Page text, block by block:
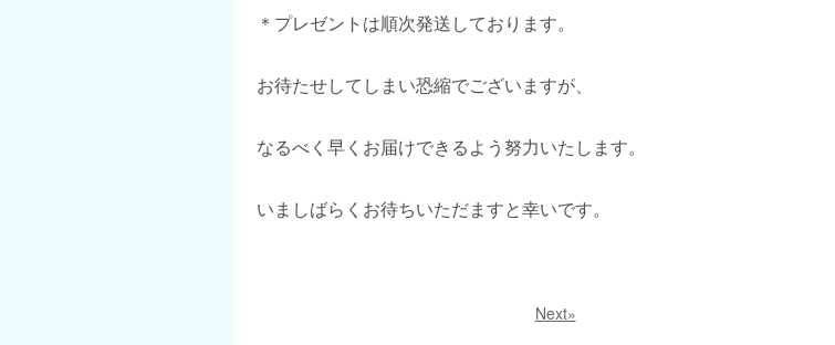
＊プレゼントは順次発送しております。
お待たせしてしまい恐縮でございますが、
なるべく早くお届けできるよう努力いたします。
いましばらくお待ちいただますと幸いです。
Next»